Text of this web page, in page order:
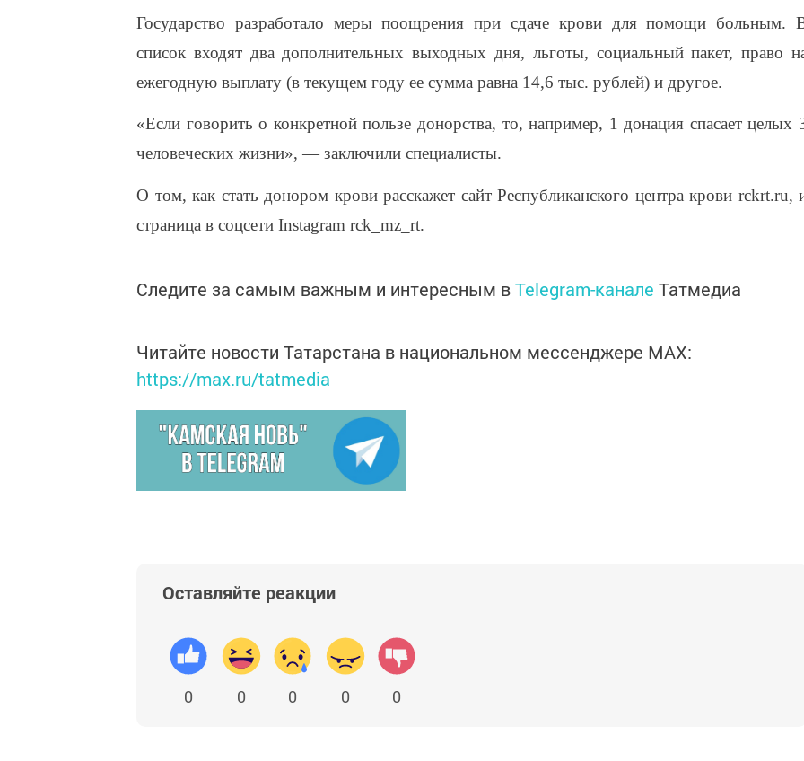
Государство разработало меры поощрения при сдаче крови для помощи больным.
список входят два дополнительных выходных дня, льготы, социальный пакет, право
ежегодную выплату (в текущем году ее сумма равна 14,6 тыс. рублей) и другое.
«Если говорить о конкретной пользе донорства, то, например, 1 донация спасает целых
человеческих жизни», — заключили специалисты.
О том, как стать донором крови расскажет сайт Республиканского центра крови rckrt.ru,
страница в соцсети Instagram rck_mz_rt.
Следите за самым важным и интересным вTelegram-канале Татмедиа
Читайте новости Татарстана в национальном мессенджере MАХ:
https://max.ru/tatmedia
Оставляйте реакции
0 0 0 0 0